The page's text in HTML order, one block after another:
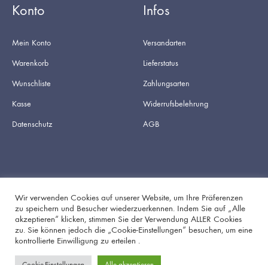
Konto
Mein Konto
Warenkorb
Wunschliste
Kasse
Datenschutz
Infos
Versandarten
Lieferstatus
Zahlungsarten
Widerrufsbelehrung
AGB
FacebookInstagram
Wir verwenden Cookies auf unserer Website, um Ihre Präferenzen
zu speichern und Besucher wiederzuerkennen. Indem Sie auf „Alle
akzeptieren“ klicken, stimmen Sie der Verwendung ALLER Cookies
zu. Sie können jedoch die „Cookie-Einstellungen“ besuchen, um eine
kontrollierte Einwilligung zu erteilen .